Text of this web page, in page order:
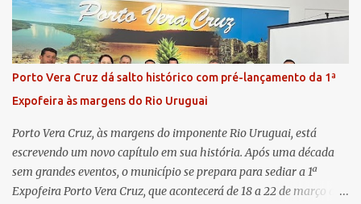
por sua vez, se apresentou à comunidade. Ela atuou por 12 anos na
Comarca de Horizontina e foi promovida para Três de Maio, onde
já esteve em outras ocasiões substituindo a Dra. Carolina durante
períodos de férias. A nova promotora ressaltou o volume de
processos da comarca e a importância do trabalho conjunto,
permitindo a divisão de atividades e maior agilidade no
atendimento às demandas. A Comarca de Três de Maio abrang...
Porto Vera Cruz dá salto histórico com pré-lançamento da 1ª
Expofeira às margens do Rio Uruguai
Porto Vera Cruz, às margens do imponente Rio Uruguai, está
escrevendo um novo capítulo em sua história. Após uma década
sem grandes eventos, o município se prepara para sediar a 1ª
Expofeira Porto Vera Cruz, que acontecerá de 18 a 22 de março de